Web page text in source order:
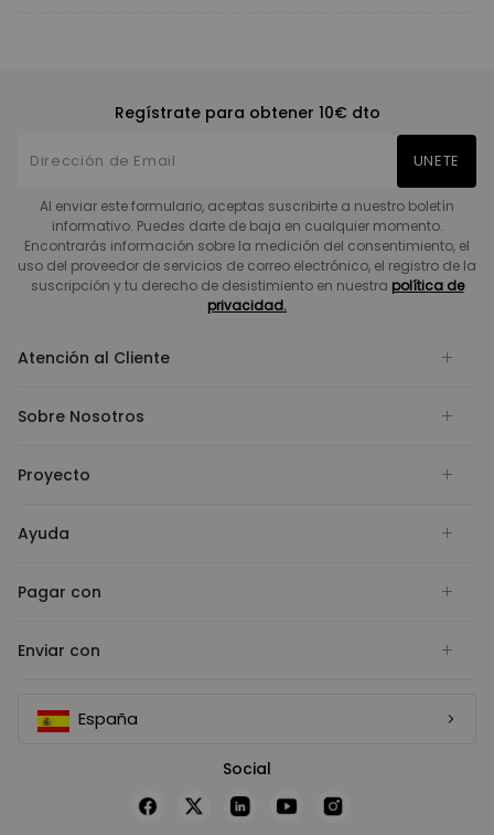
Regístrate para obtener 10€ dto
UNETE
Al enviar este formulario, aceptas suscribirte a nuestro boletín
informativo. Puedes darte de baja en cualquier momento.
Encontrarás información sobre la medición del consentimiento, el
uso del proveedor de servicios de correo electrónico, el registro de la
suscripción y tu derecho de desistimiento en nuestra política de
privacidad.
Atención al Cliente
Sobre Nosotros
Proyecto
Ayuda
Pagar con
Enviar con
España
Social